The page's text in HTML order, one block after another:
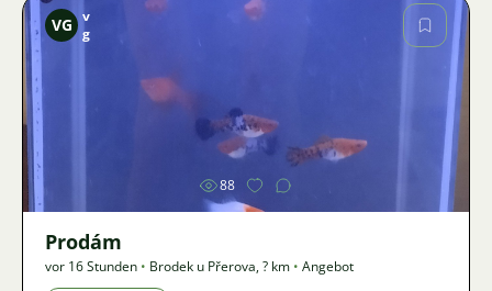
Bild
VG v
g
88
Prodám
vor 16 Stunden • Brodek u Přerova,? km • Angebot